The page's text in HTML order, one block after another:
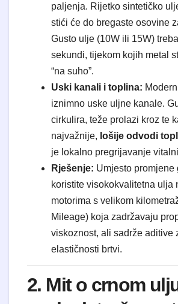
paljenja. Rijetko sintetičko
stići će do bregaste osovine
Gusto ulje (10W ili 15W)
sekundi, tijekom kojih metal
“na suho”.
Uski kanali i toplina:
iznimno uske uljne kanale.
cirkulira, teže prolazi kroz te
najvažnije, lošije odvodi
je lokalno pregrijavanje
Rješenje: Umjesto promjene
koristite visokokvalitetna ulja
motorima s velikom
Mileage) koja zadržavaju
viskoznost, ali sadrže aditive
elastičnosti brtvi.
2. Mit o crnom